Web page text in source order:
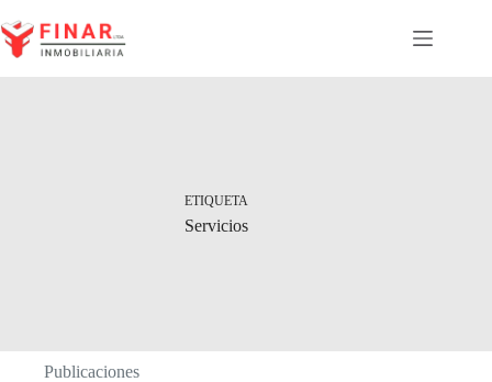
al
contenido
ETIQUETA
Servicios
Publicaciones